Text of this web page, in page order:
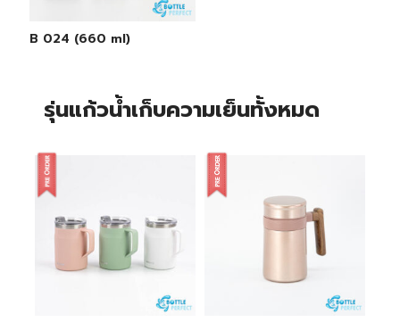
TB 024 (660 ml)
รุ่นแก้วน้ำเก็บความเย็นทั้งหมด